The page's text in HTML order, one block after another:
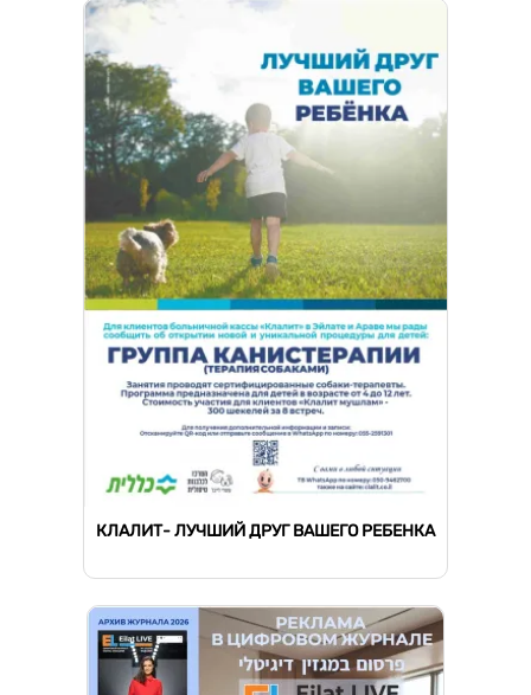
КЛАЛИТ- ЛУЧШИЙ ДРУГ ВАШЕГО РЕБЕНКА